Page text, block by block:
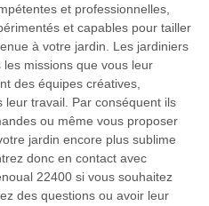
et professionnelles,
et capables pour tailler
à votre jardin. Les jardiniers
missions que vous leur
des équipes créatives,
travail. Par conséquent ils
ou même vous proposer
jardin encore plus sublime
donc en contact avec
22400 si vous souhaitez
des questions ou avoir leur